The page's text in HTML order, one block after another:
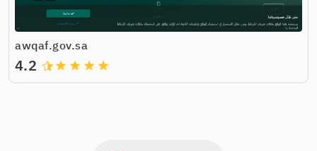
awqaf.gov.sa
grade
grade
grade
grade
4.2